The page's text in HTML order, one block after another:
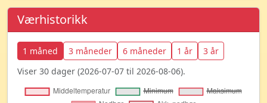
Værhistorikk
1 måned 3 måneder 6 måneder 1 år
3 år
Viser 30 dager (2026-07-07 til 2026-08-06).